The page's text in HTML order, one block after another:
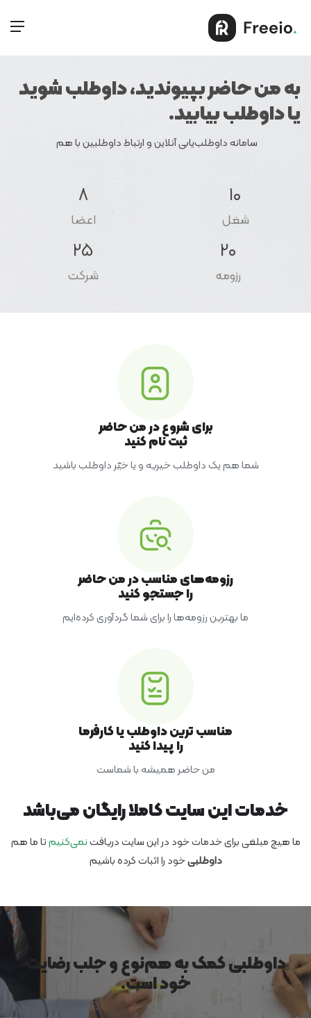
به من حاضر بپیوندید، داوطلب شوید
یا داوطلب بیابید.
سامانه داوطلب‌یابی آنلاین و ارتباط داوطلبین با هم
شغل
10
اعضا
8
رزومه
20
شرکت
25
برای شروع در من حاضر
ثبت نام کنید
شما هم یک داوطلب خیریه و یا خیّر داوطلب باشید
رزومه‌های مناسب در من حاضر
را جستجو کنید
ما بهترین رزومه‌ها را برای شما گردآوری کرده‌ایم
مناسب ترین داوطلب یا کارفرما
را پیدا کنید
من حاضر همیشه با شماست
خدمات این سایت کاملا رایگان می‌باشد
ما هیچ مبلغی برای خدمات خود در این سایت دریافتنمی‌کنیمتا ما هم
داوطلبیخود را اثبات کرده باشیم
داوطلبی کمک به هم‌نوع و جلب رضایت
خود است.